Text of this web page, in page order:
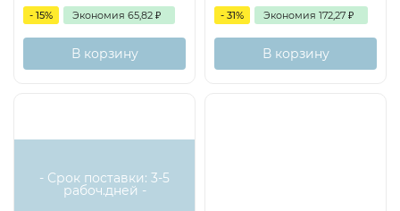
- 15% Экономия 65,82 ₽
В корзину
- 31% Экономия 172,27 ₽
В корзину
- Срок поставки: 3-5
рабоч.дней -